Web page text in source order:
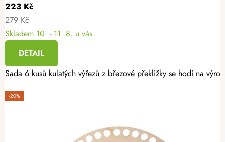
223 Kč
279 Kč
Skladem 10. - 11. 8. u vás
DETAIL
Sada 6 kusů kulatých výřezů z březové překližky se hodí na
-20%